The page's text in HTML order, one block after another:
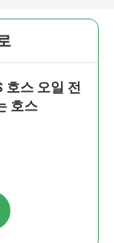
호스 오일 전
호스